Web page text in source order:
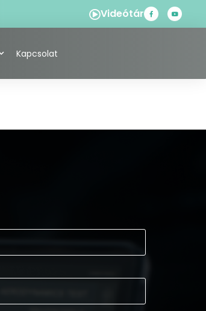
Videótár
Kapcsolat